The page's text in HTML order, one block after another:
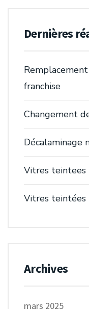
Dernières
franchise
Changement
Décalaminage
Vitres teintees
Vitres teintées
Archives
mars 2025